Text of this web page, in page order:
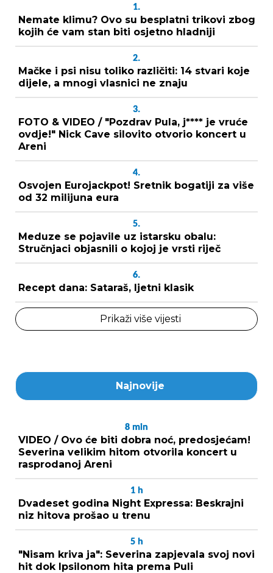
1.
Nemate klimu? Ovo su besplatni trikovi zbog
kojih će vam stan biti osjetno hladniji
2.
Mačke i psi nisu toliko različiti: 14 stvari koje
dijele, a mnogi vlasnici ne znaju
3.
FOTO & VIDEO / "Pozdrav Pula, j**** je vruće
ovdje!" Nick Cave silovito otvorio koncert u
Areni
4.
Osvojen Eurojackpot! Sretnik bogatiji za više
od 32 milijuna eura
5.
Meduze se pojavile uz istarsku obalu:
Stručnjaci objasnili o kojoj je vrsti riječ
6.
Recept dana: Sataraš, ljetni klasik
Prikaži više vijesti
Najnovije
8 min
VIDEO / Ovo će biti dobra noć, predosjećam!
Severina velikim hitom otvorila koncert u
rasprodanoj Areni
1 h
Dvadeset godina Night Expressa: Beskrajni
niz hitova prošao u trenu
5 h
"Nisam kriva ja": Severina zapjevala svoj novi
hit dok Ipsilonom hita prema Puli